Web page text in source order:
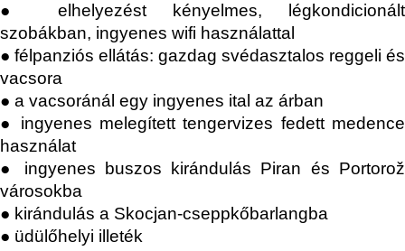
● elhelyezést kényelmes, légkondicionált
szobákban, ingyenes wifi használattal
● félpanziós ellátás: gazdag svédasztalos reggeli és
vacsora
● a vacsoránál egy ingyenes ital az árban
● ingyenes melegített tengervizes fedett medence
használat
● ingyenes buszos kirándulás Piran és Portorož
városokba
● kirándulás a Skocjan-cseppkőbarlangba
● üdülőhelyi illeték